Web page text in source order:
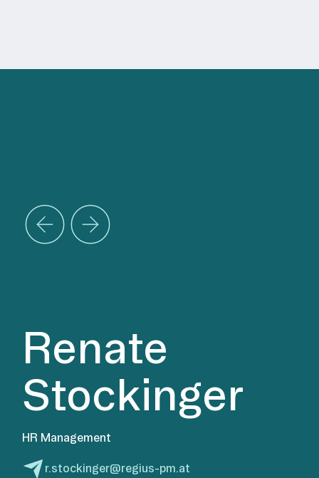
Renate
Stockinger
HR Management
r.stockinger@regius-pm.at